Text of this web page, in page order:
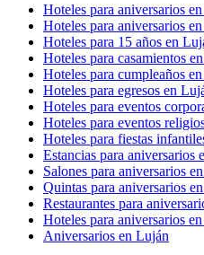
Hoteles para aniversarios
Hoteles para aniversarios
Hoteles para 15 años en
Hoteles para casamientos
Hoteles para cumpleaños
Hoteles para egresos en
Hoteles para eventos
Hoteles para eventos
Hoteles para fiestas
Estancias para aniversarios
Salones para aniversarios
Quintas para aniversarios
Restaurantes para
Hoteles para aniversarios
Aniversarios en Luján